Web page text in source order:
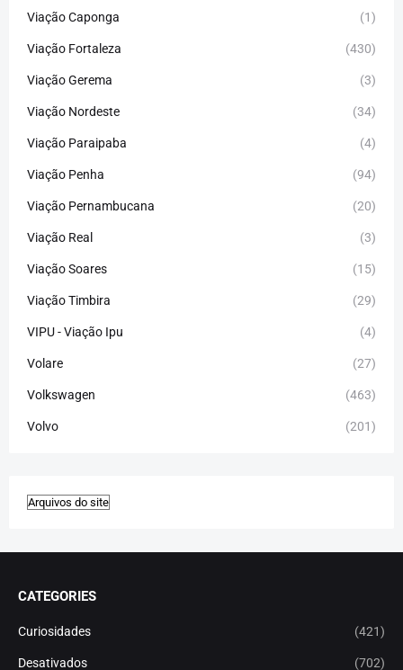
Viação Caponga (1)
Viação Fortaleza (430)
Viação Gerema (3)
Viação Nordeste (34)
Viação Paraipaba (4)
Viação Penha (94)
Viação Pernambucana (20)
Viação Real (3)
Viação Soares (15)
Viação Timbira (29)
VIPU - Viação Ipu (4)
Volare (27)
Volkswagen (463)
Volvo (201)
CATEGORIES
Curiosidades (421)
Desativados (702)